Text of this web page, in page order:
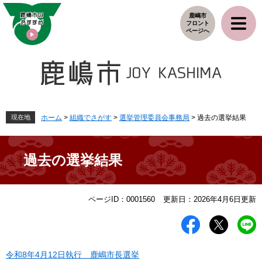
ペ
メ
鹿嶋市
フロント
ページへ
現在地 ホーム > 組織でさがす > 選挙管理委員会事務局 > 過去の選挙結果
過去の選挙結果
ページID：0001560 更新日：2026年4月6日更新
令和8年4月12日執行 鹿嶋市長選挙